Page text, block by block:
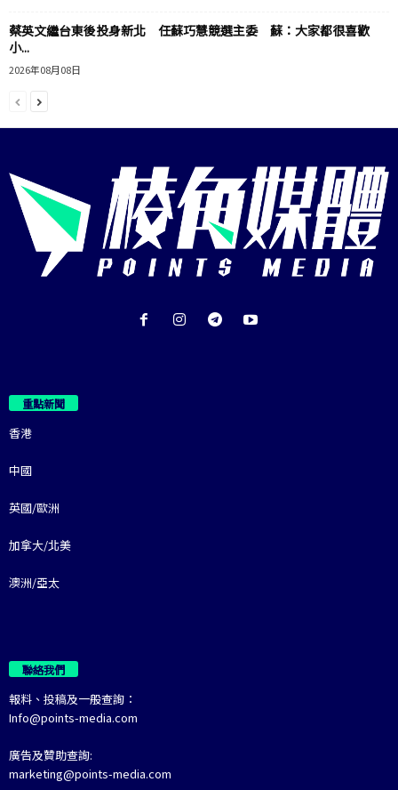
蔡英文繼台東後投身新北 任蘇巧慧競選主委 蘇：大家都很喜歡
小...
2026年08月08日
重點新聞
香港
中國
英國/歐洲
加拿大/北美
澳洲/亞太
聯絡我們
報料、投稿及一般查詢：
Info@points-media.com
廣告及贊助查詢:
marketing@points-media.com